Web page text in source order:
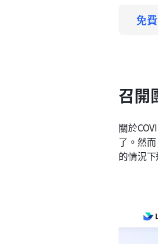
免
召開
關於
了。然
的情況下